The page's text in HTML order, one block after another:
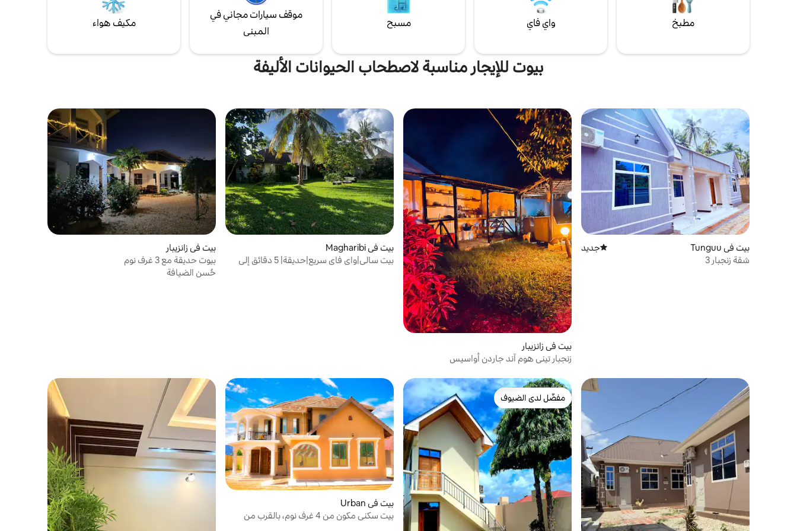
مطبخ واي فاي مسبح
موقف سيارات مجاني في
المبنى
مكيف هواء
بيوت للإيجار مناسبة لاصطحاب الحيوانات الأليفة
بيت في Tunguu مكان إقامة جديد
جديد
شقة زنجبار 3
بيت في زانزيبار
زنجبار تيني هوم آند جاردن أواسيس
بيت في Magharibi
بيت سالي|واي فاي سريع|حديقة| 5 دقائق إلى
بيت في زانزيبار
بيوت حديقة مع 3 غرف نوم
حُسن الضيافة
مفضّل لدى الضيوف
مفضّل لدى الضيوف
بيت في Urban
بيت سكني مكون من 4 غرف نوم، بالقرب من